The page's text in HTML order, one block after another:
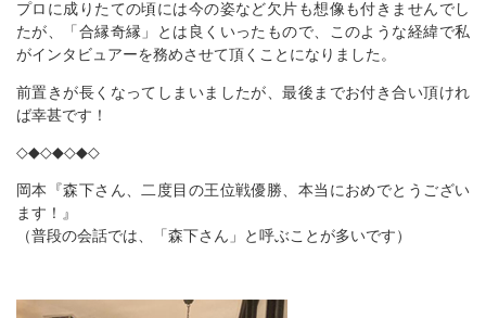
プロに成りたての頃には今の姿など欠片も想像も付きませんでし
たが、「合縁奇縁」とは良くいったもので、このような経緯で私
がインタビュアーを務めさせて頂くことになりました。
前置きが長くなってしまいましたが、最後までお付き合い頂けれ
ば幸甚です！
◇◆◇◆◇◆◇
岡本『森下さん、二度目の王位戦優勝、本当におめでとうござい
ます！』
（普段の会話では、「森下さん」と呼ぶことが多いです）